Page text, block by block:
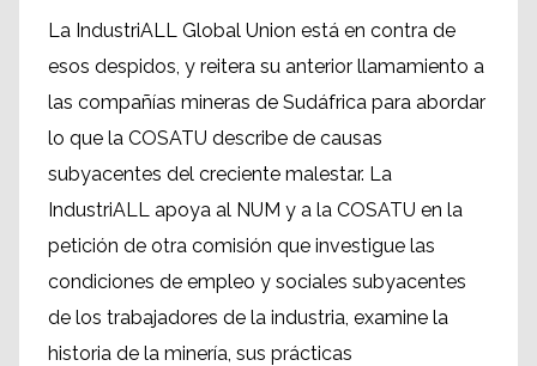
La IndustriALL Global Union está en contra de
esos despidos, y reitera su anterior llamamiento a
las compañías mineras de Sudáfrica para abordar
lo que la COSATU describe de causas
subyacentes del creciente malestar. La
IndustriALL apoya al NUM y a la COSATU en la
petición de otra comisión que investigue las
condiciones de empleo y sociales subyacentes
de los trabajadores de la industria, examine la
historia de la minería, sus prácticas